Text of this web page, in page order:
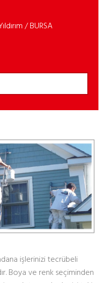
/ BURSA
işlerinizi tecrübeli
Boya ve renk seçiminden